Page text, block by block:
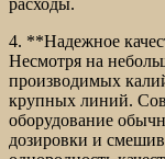
расходы.
4. **Надежное
Несмотря на
производимых
крупных линий.
оборудование
дозировки и